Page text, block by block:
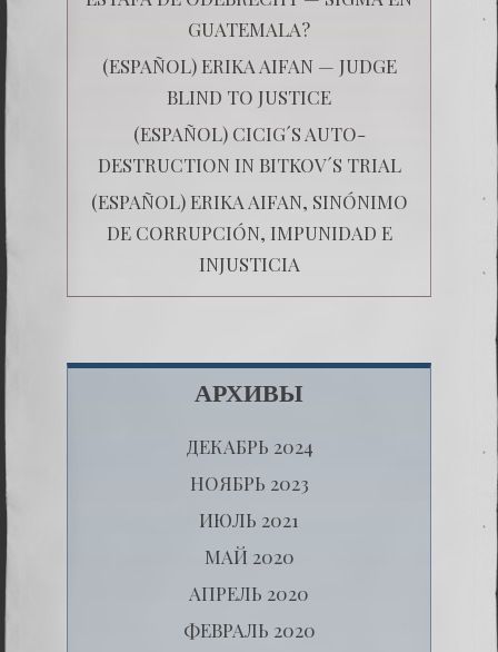
GUATEMALA?
(ESPAÑOL) ERIKA AIFAN — JUDGE
BLIND TO JUSTICE
(ESPAÑOL) CICIG´S AUTO-
DESTRUCTION IN BITKOV´S TRIAL
(ESPAÑOL) ERIKA AIFAN, SINÓNIMO
DE CORRUPCIÓN, IMPUNIDAD E
INJUSTICIA
АРХИВЫ
ДЕКАБРЬ 2024
НОЯБРЬ 2023
ИЮЛЬ 2021
МАЙ 2020
АПРЕЛЬ 2020
ФЕВРАЛЬ 2020